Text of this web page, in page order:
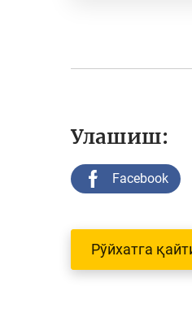
Улашиш:
Facebook
Рўйхатга